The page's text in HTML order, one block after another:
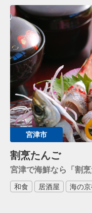
宮津市
割烹たんご
宮津で海鮮なら「割烹
和食 居酒屋 海の